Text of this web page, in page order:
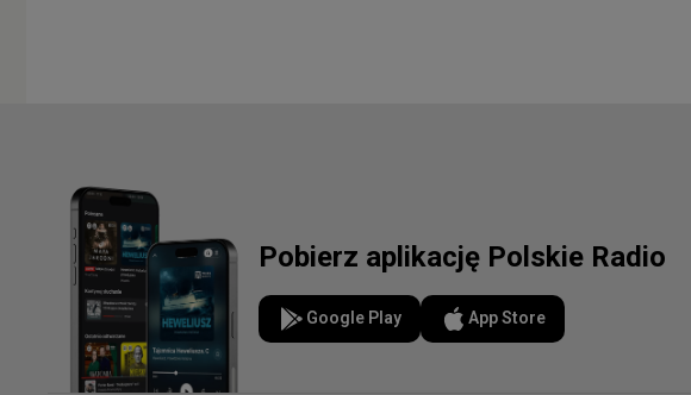
Pobierz aplikację Polskie Radio
Google Play App Store